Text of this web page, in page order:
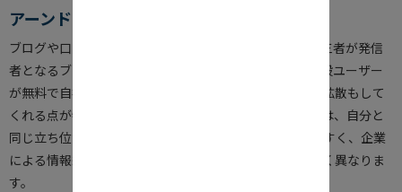
アーンドメディア (Earned Media)
ブログや口コミサイト、掲示板、SNSなど、顧客など第三者が発信
者となるブログや口コミサイト、掲示板、SNSなど。一般ユーザー
が無料で自社の商品やサービスをクチコミしてくれて、拡散もして
くれる点が特徴です。また読み手側のユーザーにとっては、自分と
同じ立ち位置の人による発信のため、評判や信頼を得やすく、企業
による情報統制ができない点が、ほかのメディアと大きく異なりま
す。